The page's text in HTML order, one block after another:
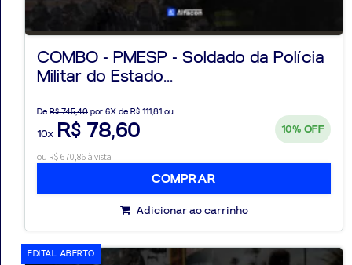
Aulas
GRATUITAS!
COMBO - PMESP - Soldado da Polícia
Militar do Estado...
De R$ 745,40 por 6X de R$ 111,81 ou
10x R$ 78,60 10% OFF
ou R$ 670,86 à vista
COMPRAR
Adicionar ao carrinho
EDITAL ABERTO